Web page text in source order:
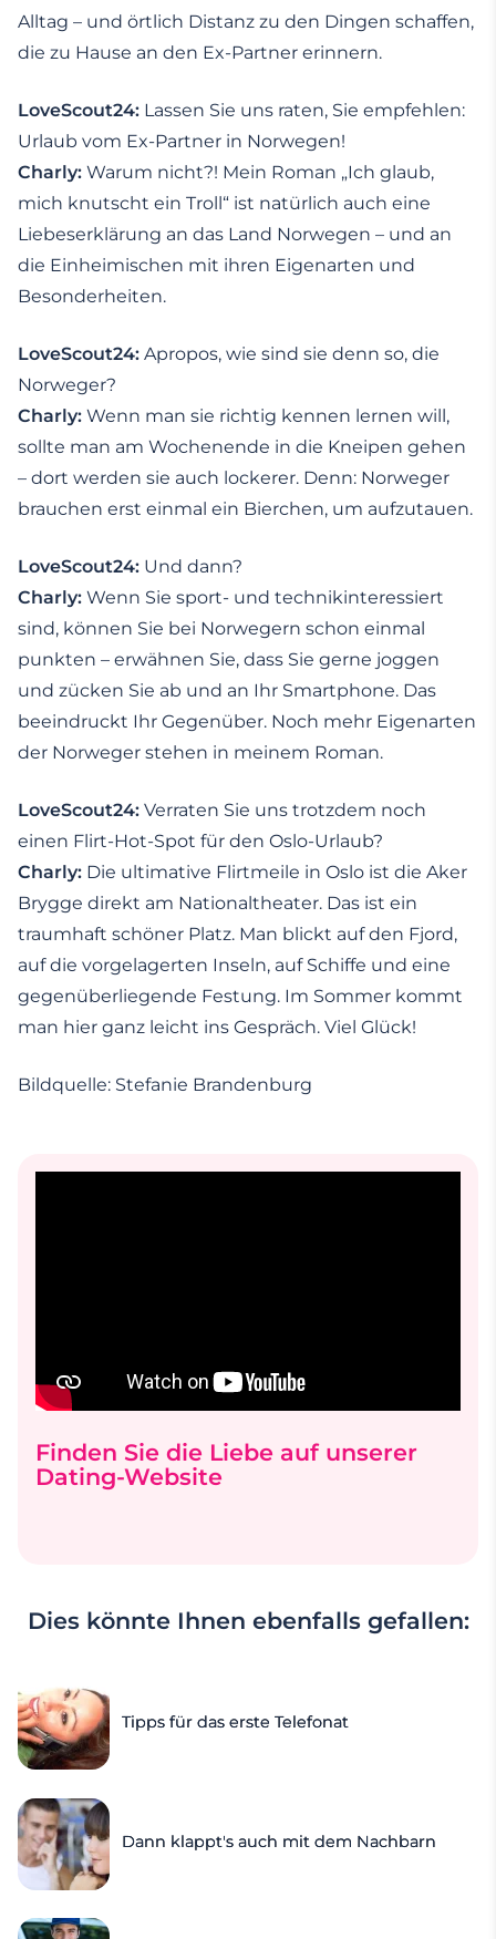
Alltag – und örtlich Distanz zu den Dingen schaffen,
die zu Hause an den Ex-Partner erinnern.
LoveScout24: Lassen Sie uns raten, Sie empfehlen:
Urlaub vom Ex-Partner in Norwegen!
Charly: Warum nicht?! Mein Roman „Ich glaub,
mich knutscht ein Troll“ ist natürlich auch eine
Liebeserklärung an das Land Norwegen – und an
die Einheimischen mit ihren Eigenarten und
Besonderheiten.
LoveScout24: Apropos, wie sind sie denn so, die
Norweger?
Charly: Wenn man sie richtig kennen lernen will,
sollte man am Wochenende in die Kneipen gehen
– dort werden sie auch lockerer. Denn: Norweger
brauchen erst einmal ein Bierchen, um aufzutauen.
LoveScout24: Und dann?
Charly: Wenn Sie sport- und technikinteressiert
sind, können Sie bei Norwegern schon einmal
punkten – erwähnen Sie, dass Sie gerne joggen
und zücken Sie ab und an Ihr Smartphone. Das
beeindruckt Ihr Gegenüber. Noch mehr Eigenarten
der Norweger stehen in meinem Roman.
LoveScout24: Verraten Sie uns trotzdem noch
einen Flirt-Hot-Spot für den Oslo-Urlaub?
Charly: Die ultimative Flirtmeile in Oslo ist die Aker
Brygge direkt am Nationaltheater. Das ist ein
traumhaft schöner Platz. Man blickt auf den Fjord,
auf die vorgelagerten Inseln, auf Schiffe und eine
gegenüberliegende Festung. Im Sommer kommt
man hier ganz leicht ins Gespräch. Viel Glück!
Bildquelle: Stefanie Brandenburg
Finden Sie die Liebe auf unserer
Dating-Website
Dies könnte Ihnen ebenfalls gefallen:
Tipps für das erste Telefonat
Dann klappt's auch mit dem Nachbarn